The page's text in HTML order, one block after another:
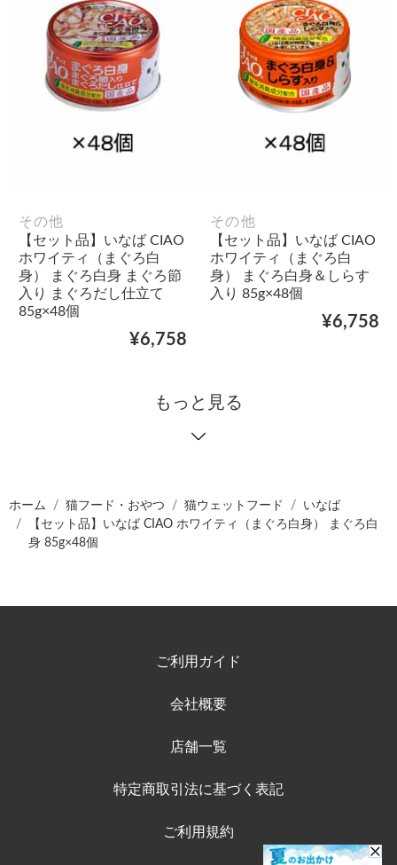
その他
【セット品】いなば CIAO
ホワイティ（まぐろ白
身） まぐろ白身 まぐろ節
入り まぐろだし仕立て
85g×48個
¥6,758
その他
【セット品】いなば CIAO
ホワイティ（まぐろ白
身） まぐろ白身＆しらす
入り 85g×48個
¥6,758
もっと見る
ホーム 猫フード・おやつ 猫ウェットフード
いなば
【セット品】いなば CIAO ホワイティ（まぐろ白身） まぐろ白
身 85g×48個
ご利用ガイド
会社概要
店舗一覧
特定商取引法に基づく表記
ご利用規約